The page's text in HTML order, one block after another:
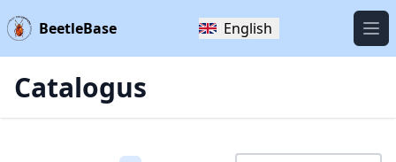
BeetleBase English
Catalogus